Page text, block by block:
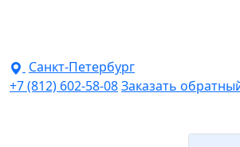
Санкт-Петербург
+7 (812) 602-58-08Заказать